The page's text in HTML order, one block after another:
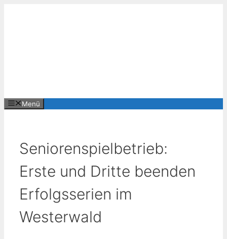
Menü
Seniorenspielbetrieb:
Erste und Dritte beenden
Erfolgsserien im
Westerwald